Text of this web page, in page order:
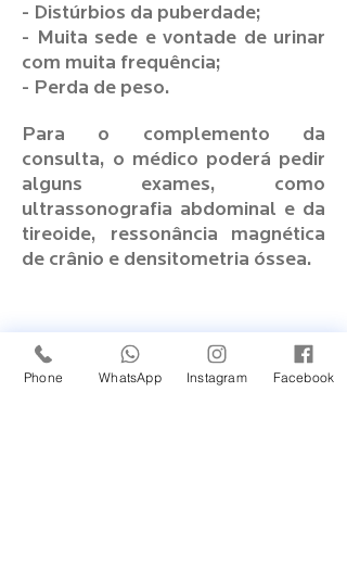
- Distúrbios da puberdade;
- Muita sede e vontade de urinar
com muita frequência;
- Perda de peso.
Para o complemento da
consulta, o médico poderá pedir
alguns exames, como
ultrassonografia abdominal e da
tireoide, ressonância magnética
de crânio e densitometria óssea.
Agendar agora
Phone WhatsApp Instagram Facebook